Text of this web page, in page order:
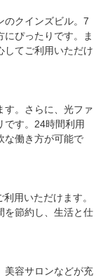
のクインズビル。7
ぴったりです。ま
してご利用いただけ
す。さらに、光ファ
です。24時間利用
な働き方が可能で
用いただけます。
を節約し、生活と仕
美容サロンなどが充